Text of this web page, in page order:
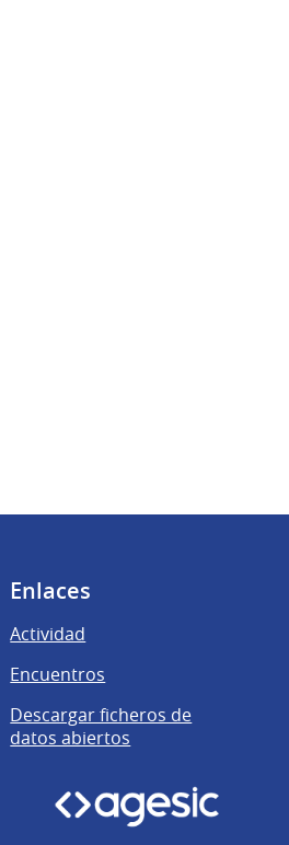
Enlaces
Actividad
Encuentros
Descargar ficheros de
datos abiertos